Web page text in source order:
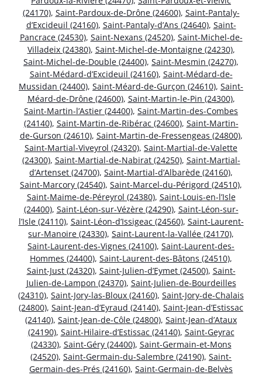
(24170), Saint-Pardoux-de-Drône (24600), Saint-Pantaly-
d’Excideuil (24160), Saint-Pantaly-d’Ans (24640), Saint-
Pancrace (24530), Saint-Nexans (24520), Saint-Michel-de-
Villadeix (24380), Saint-Michel-de-Montaigne (24230),
Saint-Michel-de-Double (24400), Saint-Mesmin (24270),
Saint-Médard-d’Excideuil (24160), Saint-Médard-de-
Mussidan (24400), Saint-Méard-de-Gurçon (24610), Saint-
Méard-de-Drône (24600), Saint-Martin-le-Pin (24300),
Saint-Martin-l’Astier (24400), Saint-Martin-des-Combes
(24140), Saint-Martin-de-Ribérac (24600), Saint-Martin-
de-Gurson (24610), Saint-Martin-de-Fressengeas (24800),
Saint-Martial-Viveyrol (24320), Saint-Martial-de-Valette
(24300), Saint-Martial-de-Nabirat (24250), Saint-Martial-
d’Artenset (24700), Saint-Martial-d’Albarède (24160),
Saint-Marcory (24540), Saint-Marcel-du-Périgord (24510),
Saint-Maime-de-Péreyrol (24380), Saint-Louis-en-l’Isle
(24400), Saint-Léon-sur-Vézère (24290), Saint-Léon-sur-
l’Isle (24110), Saint-Léon-d’Issigeac (24560), Saint-Laurent-
sur-Manoire (24330), Saint-Laurent-la-Vallée (24170),
Saint-Laurent-des-Vignes (24100), Saint-Laurent-des-
Hommes (24400), Saint-Laurent-des-Bâtons (24510),
Saint-Just (24320), Saint-Julien-d’Eymet (24500), Saint-
Julien-de-Lampon (24370), Saint-Julien-de-Bourdeilles
(24310), Saint-Jory-las-Bloux (24160), Saint-Jory-de-Chalais
(24800), Saint-Jean-d’Eyraud (24140), Saint-Jean-d’Estissac
(24140), Saint-Jean-de-Côle (24800), Saint-Jean-d’Ataux
(24190), Saint-Hilaire-d’Estissac (24140), Saint-Geyrac
(24330), Saint-Géry (24400), Saint-Germain-et-Mons
(24520), Saint-Germain-du-Salembre (24190), Saint-
Germain-des-Prés (24160), Saint-Germain-de-Belvès